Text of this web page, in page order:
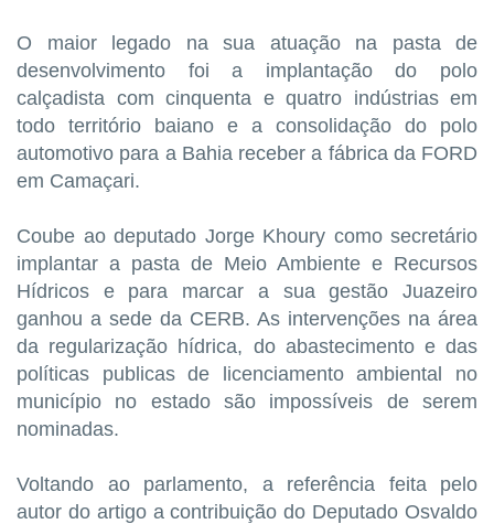
O maior legado na sua atuação na pasta de
desenvolvimento foi a implantação do polo
calçadista com cinquenta e quatro indústrias em
todo território baiano e a consolidação do polo
automotivo para a Bahia receber a fábrica da FORD
em Camaçari.
Coube ao deputado Jorge Khoury como secretário
implantar a pasta de Meio Ambiente e Recursos
Hídricos e para marcar a sua gestão Juazeiro
ganhou a sede da CERB. As intervenções na área
da regularização hídrica, do abastecimento e das
políticas publicas de licenciamento ambiental no
município no estado são impossíveis de serem
nominadas.
Voltando ao parlamento, a referência feita pelo
autor do artigo a contribuição do Deputado Osvaldo